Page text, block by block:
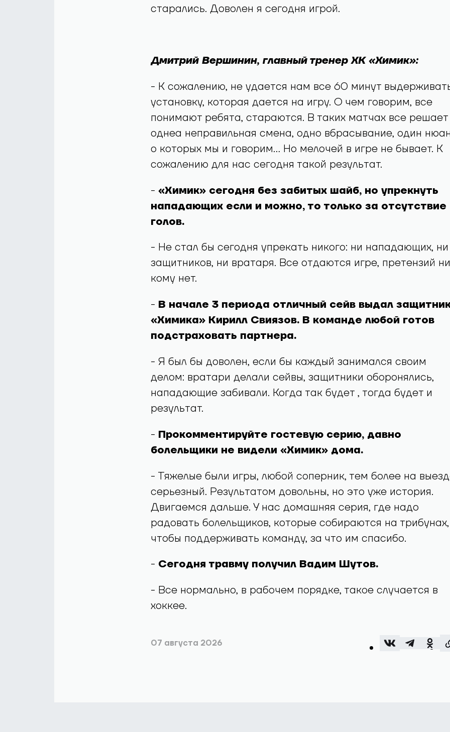
старались. Доволен я сегодня игрой.
Дмитрий Вершинин, главный тренер ХК «Химик»:
- К сожалению, не удается нам все 60 минут
установку, которая дается на игру. О чем говорим, все
понимают ребята, стараются. В таких матчах все решает
однеа неправильная смена, одно вбрасывание, один
о которых мы и говорим... Но мелочей в игре не бывает. К
сожалению для нас сегодня такой результат.
- «Химик» сегодня без забитых шайб, но упрекнуть
нападающих если и можно, то только за отсутствие
голов.
- Не стал бы сегодня упрекать никого: ни нападающих, ни
защитников, ни вратаря. Все отдаются игре, претензий
кому нет.
- В начале 3 периода отличный сейв выдал
«Химика» Кирилл Свиязов. В команде любой готов
подстраховать партнера.
- Я был бы доволен, если бы каждый занимался своим
делом: вратари делали сейвы, защитники оборонялись,
нападающие забивали. Когда так будет , тогда будет и
результат.
- Прокомментируйте гостевую серию, давно
болельщики не видели «Химик» дома.
- Тяжелые были игры, любой соперник, тем более на
серьезный. Результатом довольны, но это уже история.
Двигаемся дальше. У нас домашняя серия, где надо
радовать болельщиков, которые собираются на трибунах,
чтобы поддерживать команду, за что им спасибо.
- Сегодня травму получил Вадим Шутов.
- Все нормально, в рабочем порядке, такое случается в
хоккее.
07 августа 2026